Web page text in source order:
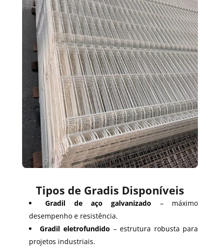
Tipos de Gradis Disponíveis
Gradil de aço galvanizado – máximo
desempenho e resistência.
Gradil eletrofundido – estrutura robusta para
projetos industriais.